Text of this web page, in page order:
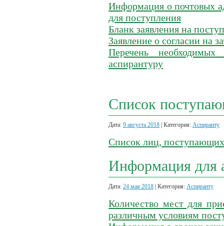
Информация о почтовых
для поступления
Бланк заявления на
Заявление о согласии на
Перечень
аспирантуру
Список
Дата: 9 августа 2018 | Категория: Аспиранту
Список лиц, поступающих
Информация для
Дата: 24 мая 2018 | Категория: Аспиранту
Количество мест для
различным условиям